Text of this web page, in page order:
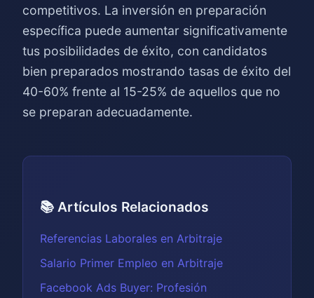
competitivos. La inversión en preparación
específica puede aumentar significativamente
tus posibilidades de éxito, con candidatos
bien preparados mostrando tasas de éxito del
40-60% frente al 15-25% de aquellos que no
se preparan adecuadamente.
📚 Artículos Relacionados
Referencias Laborales en Arbitraje
Salario Primer Empleo en Arbitraje
Facebook Ads Buyer: Profesión